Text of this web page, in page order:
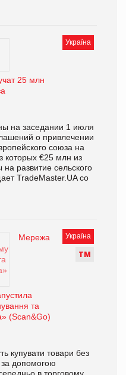
Україна
25 млн
на заседании 1 июля
о привлечении
союза на
€25 млн из
развитие сельского
TradeMaster.UA со
Україна
ТМ
Мережа
та
(Scan&Go)
купувати товари без
за допомогою